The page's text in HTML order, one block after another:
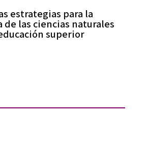
estrategias para la
de las ciencias naturales
superior